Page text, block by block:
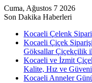
Cuma, Ağustos 7 2026
Son Dakika Haberleri
Kocaeli Çelenk
Kocaeli Çiçek
Göksallar Çiçekçilik
Kocaeli ve İzmit
Kalite, Hız ve
Kocaeli Anneler